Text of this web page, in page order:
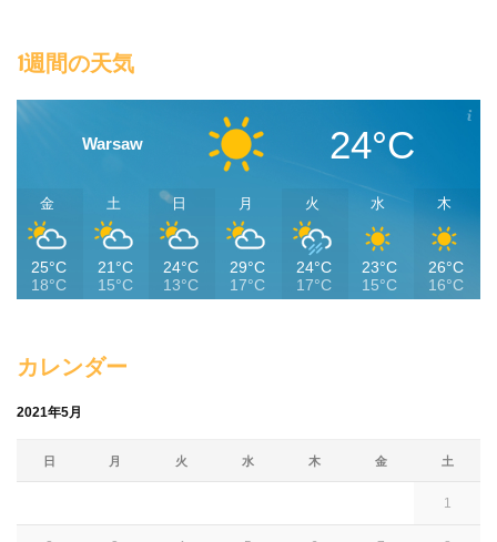
1週間の天気
Warsaw 24°C
金
25°C
18°C
土
21°C
15°C
日
24°C
13°C
月
29°C
17°C
火
24°C
17°C
水
23°C
15°C
木
26°C
16°C
カレンダー
2021年5月
日 月 火 水 木 金 土
1